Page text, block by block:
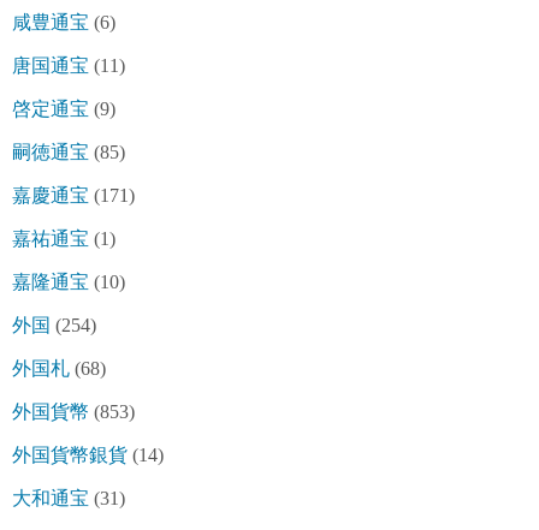
咸豊通宝 (6)
唐国通宝 (11)
啓定通宝 (9)
嗣徳通宝 (85)
嘉慶通宝 (171)
嘉祐通宝 (1)
嘉隆通宝 (10)
外国 (254)
外国札 (68)
外国貨幣 (853)
外国貨幣銀貨 (14)
大和通宝 (31)